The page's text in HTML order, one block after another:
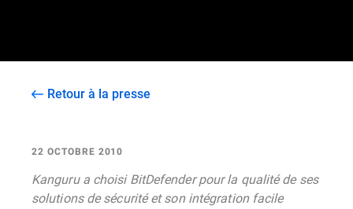
Retour à la presse
22 OCTOBRE 2010
Kanguru a choisi BitDefender pour la qualité de ses
solutions de sécurité et son intégration facile